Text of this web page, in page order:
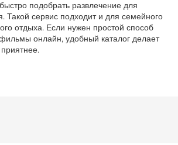
подобрать развлечение для
Такой сервис подходит и для семейного
отдыха. Если нужен простой способ
онлайн, удобный каталог делает